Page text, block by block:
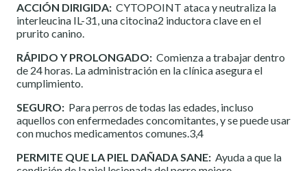
ACCIÓN DIRIGIDA: CYTOPOINT ataca y neutraliza la
interleucina IL-31, una citocina2 inductora clave en el
prurito canino.
RÁPIDO Y PROLONGADO: Comienza a trabajar dentro
de 24 horas. La administración en la clínica asegura el
cumplimiento.
SEGURO: Para perros de todas las edades, incluso
aquellos con enfermedades concomitantes, y se puede usar
con muchos medicamentos comunes.3,4
PERMITE QUE LA PIEL DAÑADA SANE: Ayuda a que la